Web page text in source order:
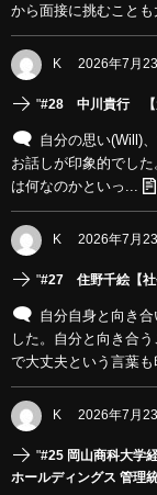
から面接に挑むこと
K 2026年7月
"#28 中川貴行 【
自分の思い(Will)
お話しが印象的でし
は何なのかといっ...
K 2026年7月
"#27 住野千絵【社
自分自身と向き
した。自分と向き合
で大丈夫という言葉
K 2026年7月
"#25 岡山商科大学
ホールディングス 管理